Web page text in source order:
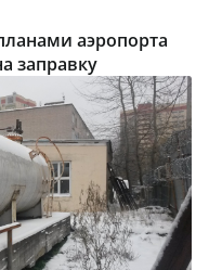
аэропорта
заправку